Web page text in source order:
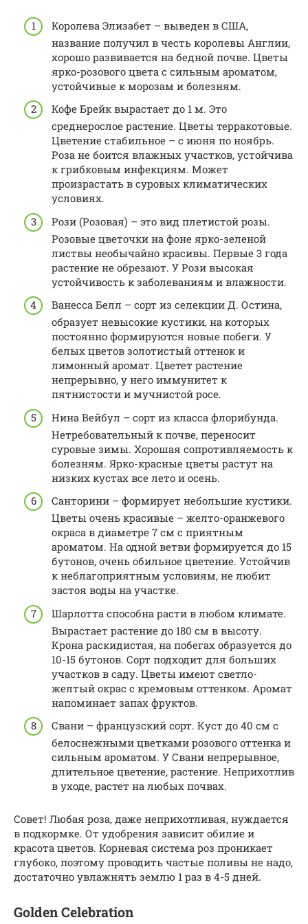
Королева Элизабет – выведен в США,
название получил в честь королевы Англии,
хорошо развивается на бедной почве. Цветы
ярко-розового цвета с сильным ароматом,
устойчивые к морозам и болезням.
Кофе Брейк вырастает до 1 м. Это
среднерослое растение. Цветы терракотовые.
Цветение стабильное – с июня по ноябрь.
Роза не боится влажных участков, устойчива
к грибковым инфекциям. Может
произрастать в суровых климатических
условиях.
Рози (Розовая) – это вид плетистой розы.
Розовые цветочки на фоне ярко-зеленой
листвы необычайно красивы. Первые 3 года
растение не обрезают. У Рози высокая
устойчивость к заболеваниям и влажности.
Ванесса Белл – сорт из селекции Д. Остина,
образует невысокие кустики, на которых
постоянно формируются новые побеги. У
белых цветов золотистый оттенок и
лимонный аромат. Цветет растение
непрерывно, у него иммунитет к
пятнистости и мучнистой росе.
Нина Вейбул – сорт из класса флорибунда.
Нетребовательный к почве, переносит
суровые зимы. Хорошая сопротивляемость к
болезням. Ярко-красные цветы растут на
низких кустах все лето и осень.
Санторини – формирует небольшие кустики.
Цветы очень красивые – желто-оранжевого
окраса в диаметре 7 см с приятным
ароматом. На одной ветви формируется до 15
бутонов, очень обильное цветение. Устойчив
к неблагоприятным условиям, не любит
застоя воды на участке.
Шарлотта способна расти в любом климате.
Вырастает растение до 180 см в высоту.
Крона раскидистая, на побегах образуется до
10-15 бутонов. Сорт подходит для больших
участков в саду. Цветы имеют светло-
желтый окрас с кремовым оттенком. Аромат
напоминает запах фруктов.
Свани – французский сорт. Куст до 40 см с
белоснежными цветками розового оттенка и
сильным ароматом. У Свани непрерывное,
длительное цветение, растение. Неприхотлив
в уходе, растет на любых почвах.
Совет! Любая роза, даже неприхотливая, нуждается
в подкормке. От удобрения зависит обилие и
красота цветов. Корневая система роз проникает
глубоко, поэтому проводить частые поливы не надо,
достаточно увлажнять землю 1 раз в 4-5 дней.
Golden Celebration